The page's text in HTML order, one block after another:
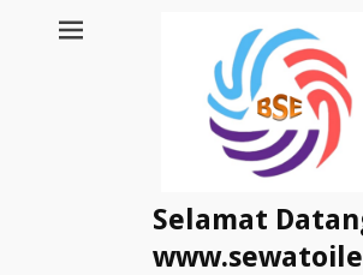
Selamat